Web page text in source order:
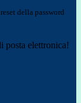
della password
posta elettronica!